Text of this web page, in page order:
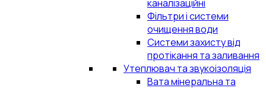
каналізаційні
Фільтри і системи
очищення води
Системи захисту від
протікання та заливання
Утеплювач та звукоізоляція
Вата мінеральна та